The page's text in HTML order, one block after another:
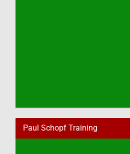
Paul Schopf Training